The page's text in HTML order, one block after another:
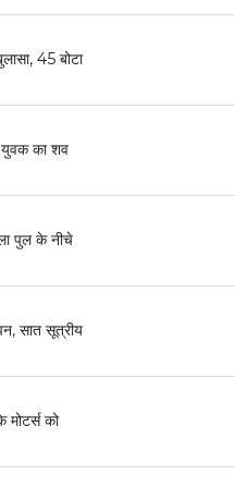
45 बोटा
युवक का शव
पुल के नीचे
सात सूत्रीय
को